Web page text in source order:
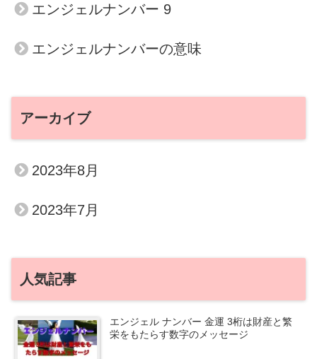
エンジェルナンバー 9
エンジェルナンバーの意味
アーカイブ
2023年8月
2023年7月
人気記事
エンジェル ナンバー 金運 3桁は財産と繁
栄をもたらす数字のメッセージ